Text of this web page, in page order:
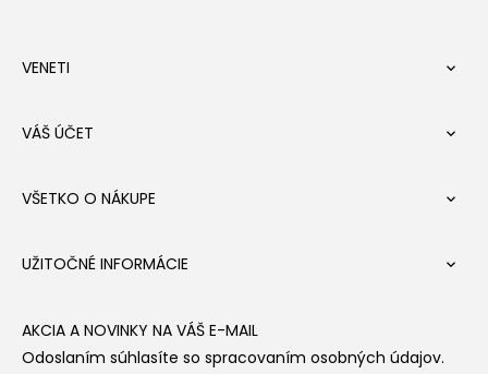
VENETI 
VÁŠ ÚČET 
VŠETKO O NÁKUPE 
UŽITOČNÉ INFORMÁCIE 
AKCIA A NOVINKY NA VÁŠ E-MAIL
Odoslaním súhlasíte so spracovaním osobných údajov.